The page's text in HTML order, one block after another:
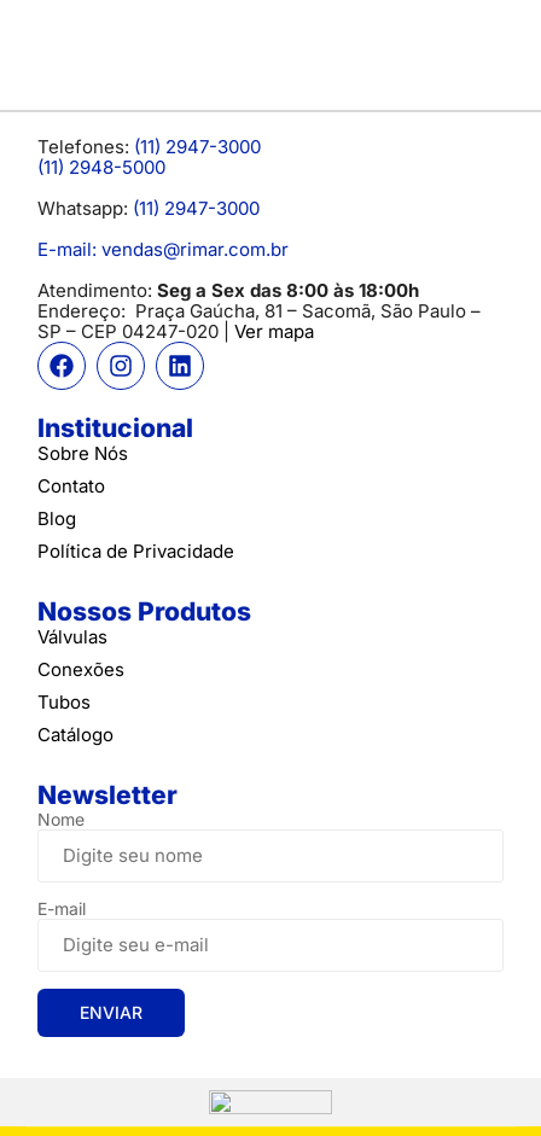
Telefones: (11) 2947-3000
(11) 2948-5000
Whatsapp: (11) 2947-3000
E-mail: vendas@rimar.com.br
Atendimento: Seg a Sex das 8:00 às 18:00h
Endereço: Praça Gaúcha, 81 – Sacomã, São Paulo –
SP – CEP 04247-020 | Ver mapa
Institucional
Sobre Nós
Contato
Blog
Política de Privacidade
Nossos Produtos
Válvulas
Conexões
Tubos
Catálogo
Newsletter
Nome
E-mail